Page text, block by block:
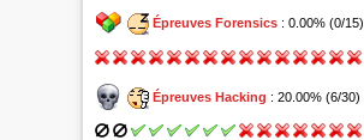
Épreuves Forensics : 0.00% (0/15)
Épreuves Hacking : 20.00% (6/30)